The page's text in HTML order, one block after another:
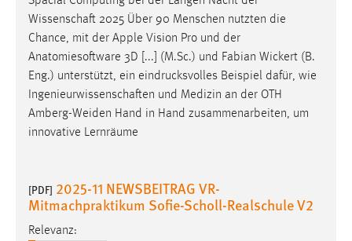
Wissenschaft 2025 Über 90 Menschen nutzten die
Chance, mit der Apple Vision Pro und der
Anatomiesoftware 3D [...] (M.Sc.) und Fabian Wickert (B.
Eng.) unterstützt, ein eindrucksvolles Beispiel dafür, wie
Ingenieurwissenschaften und Medizin an der OTH
Amberg-Weiden Hand in Hand zusammenarbeiten, um
innovative Lernräume
[PDF] 2025-11 NEWSBEITRAG VR-
Mitmachpraktikum Sofie-Scholl-Realschule V2
Relevanz:
Conversion-Tracking
Cookie Laufzeit:
3 Monate
Facebook Pixel
Name:
Anbieter:
Facebook
Zweck: